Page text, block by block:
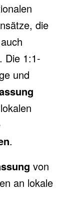
die
Die 1:1-
und
.
von
an lokale